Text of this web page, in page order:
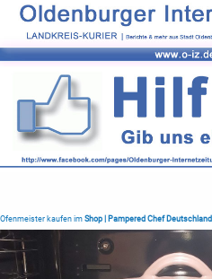
Ofenmeister kaufen im Shop | Pampered Chef Deutschland